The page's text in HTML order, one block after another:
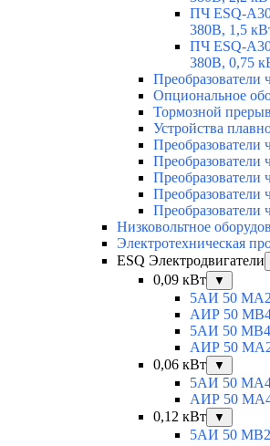
ПЧ ESQ-
380В, 1,5
ПЧ ESQ-
380В, 0,75
Преобразователи
Опциональное
Тормозной
Устройства
Преобразователи
Преобразователи
Преобразователи
Преобразователи
Преобразователи
Низковольтное
Электротехническая
ESQ Электродвигатели
0,09 кВт ▼
5АИ 50
АИР 50
5АИ 50 МB4
АИР 50
0,06 кВт
▼
5АИ 50
АИР 50
0,12 кВт
▼
5АИ 50 МB2